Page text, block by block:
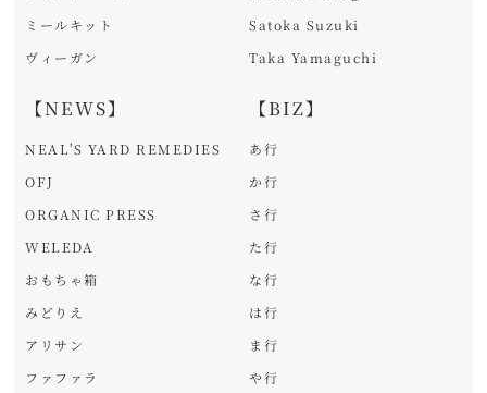
ミールキット
ヴィーガン
【NEWS】
NEAL'S YARD REMEDIES
OFJ
ORGANIC PRESS
WELEDA
おもちゃ箱
みどりえ
アリサン
ファファラ
Satoka Suzuki
Taka Yamaguchi
【BIZ】
あ行
か行
さ行
た行
な行
は行
ま行
や行